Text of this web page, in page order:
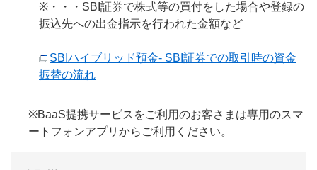
※・・・SBI証券で株式等の買付をした場合や登録の
振込先への出金指示を行われた金額など
SBIハイブリッド預金- SBI証券での取引時の資金
振替の流れ
※BaaS提携サービスをご利用のお客さまは専用のスマ
ートフォンアプリからご利用ください。